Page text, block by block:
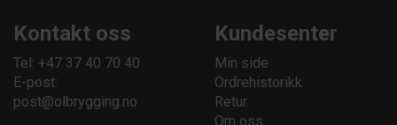
Kontakt oss
Tel: +47 37 40 70 40
E-post:
post@olbrygging.no
Kundesenter
Min side
Ordrehistorikk
Retur
Om oss